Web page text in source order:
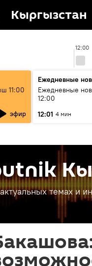
Кыргызстан
12:00
11:00
эфир
Ежедневные
Ежедневные
12:00
12:01 4 мин
темах и